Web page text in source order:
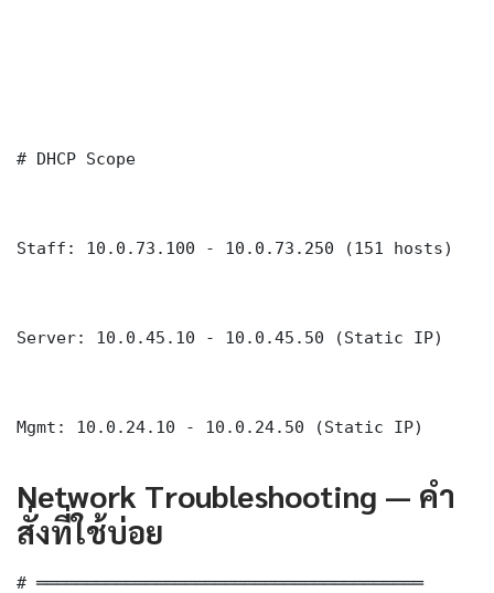
# DHCP Scope
Staff: 10.0.73.100 - 10.0.73.250 (151 hosts)
Server: 10.0.45.10 - 10.0.45.50 (Static IP)
Mgmt: 10.0.24.10 - 10.0.24.50 (Static IP)
Network Troubleshooting — คำ
สั่งที่ใช้บ่อย
# ═══════════════════════════════════════